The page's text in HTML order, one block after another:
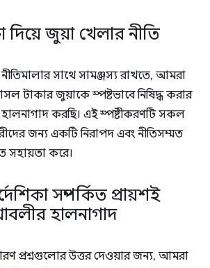
জুয়া খেলার নীতি
সাথে সামঞ্জস্য রাখতে, আমরা
টাকার জুয়াকে স্পষ্টভাবে নিষিদ্ধ করার
হালনাগাদ করছি। এই স্পষ্টীকরণটি সকল
জন্য একটি নিরাপদ এবং নীতিসম্মত
সহায়তা করে।
সম্পর্কিত প্রায়শই
হালনাগাদ
প্রশ্নগুলোর উত্তর দেওয়ার জন্য, আমরা